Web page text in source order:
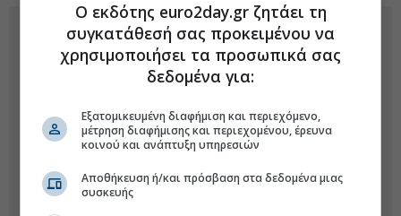
Ο εκδότης euro2day.gr ζητάει τη
συγκατάθεσή σας προκειμένου να
χρησιμοποιήσει τα προσωπικά σας
δεδομένα για:
Εξατομικευμένη διαφήμιση και περιεχόμενο,
μέτρηση διαφήμισης και περιεχομένου, έρευνα
κοινού και ανάπτυξη υπηρεσιών
Αποθήκευση ή/και πρόσβαση στα δεδομένα μιας
συσκευής